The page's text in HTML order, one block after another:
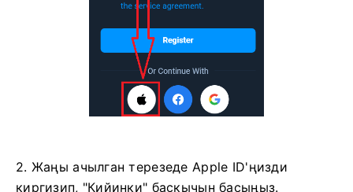
2. Жаңы ачылган терезеде Apple ID'ңизди
киргизип, "Кийинки" баскычын басыңыз.